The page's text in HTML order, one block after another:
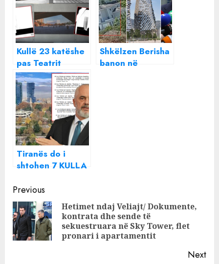
Kullë 23 katëshe
pas Teatrit
Kombëtar ,
bashkia e Tiranës
i dhuron “Fushës”
1,266 m2 tokë
publike
Shkëlzen Berisha
banon në
Tiranës do i
shtohen 7 KULLA
fushatës Rama i
jep firmën KKT-
së
Continue
Reading
Previous
Hetimet ndaj Veliajt/ Dokumente,
kontrata dhe sende të
sekuestruara në Sky Tower, flet
pronari i apartamentit
Next